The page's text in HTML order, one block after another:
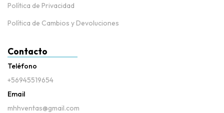
Política de Privacidad
Política de Cambios y Devoluciones
Contacto
Teléfono
+56945519654
Email
mhhventas@gmail.com